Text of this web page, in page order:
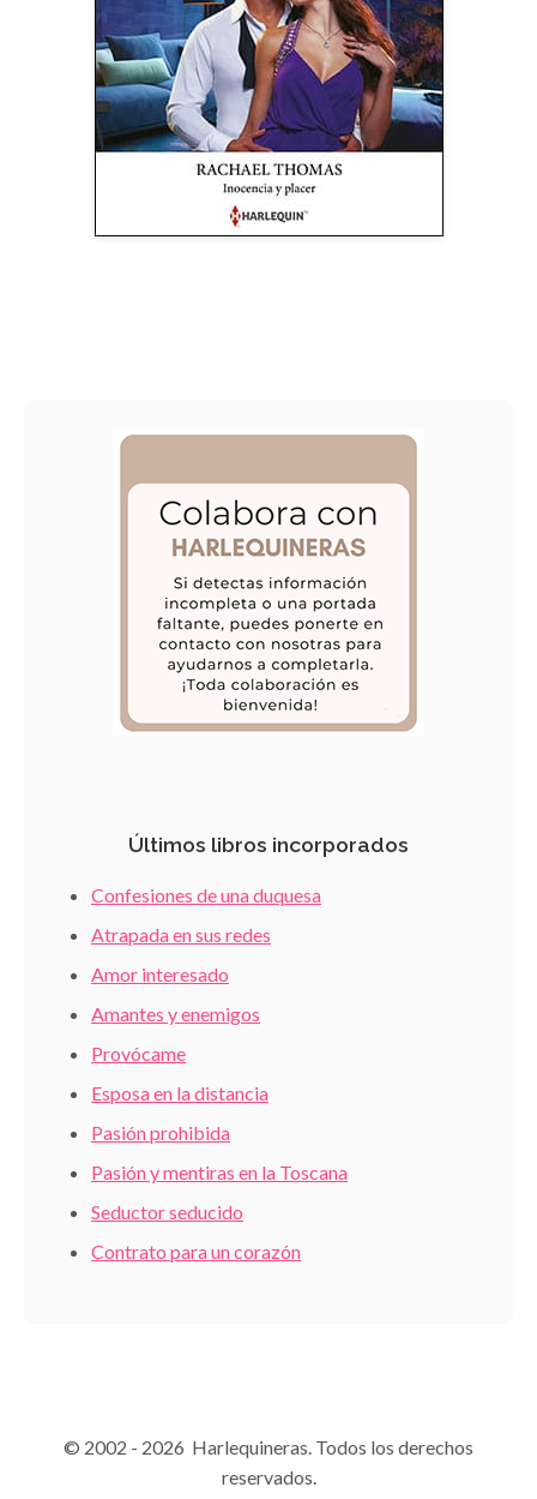
Últimos libros incorporados
Confesiones de una duquesa
Atrapada en sus redes
Amor interesado
Amantes y enemigos
Provócame
Esposa en la distancia
Pasión prohibida
Pasión y mentiras en la Toscana
Seductor seducido
Contrato para un corazón
© 2002 - 2026 Harlequineras. Todos los derechos
reservados.